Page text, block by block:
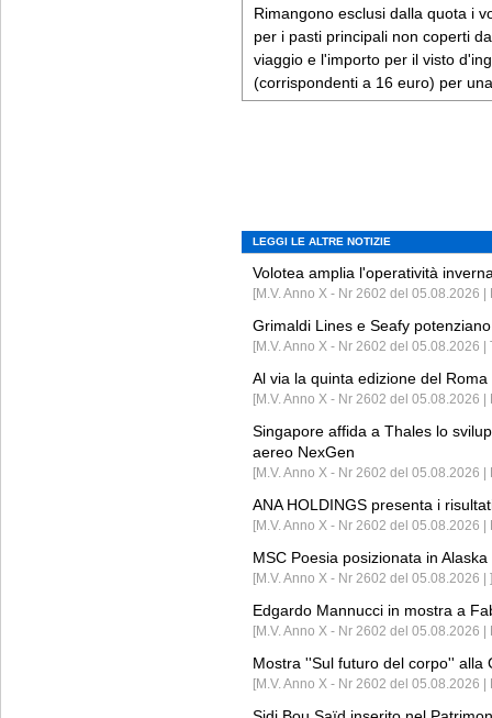
Rimangono esclusi dalla quota i
per i pasti principali non coperti
viaggio e l'importo per il visto
(corrispondenti a 16 euro) per
LEGGI LE ALTRE NOTIZIE
Volotea amplia l'operatività
[M.V. Anno X - Nr 2602 del 05.08.2026 |
Grimaldi Lines e Seafy
[M.V. Anno X - Nr 2602 del 05.08.2026 |
Al via la quinta edizione del
[M.V. Anno X - Nr 2602 del 05.08.2026 |
Singapore affida a Thales lo
aereo NexGen
[M.V. Anno X - Nr 2602 del 05.08.2026
ANA HOLDINGS presenta i
[M.V. Anno X - Nr 2602 del 05.08.2026
MSC Poesia posizionata in
[M.V. Anno X - Nr 2602 del 05.08.2026 | ]
Edgardo Mannucci in mostra a
[M.V. Anno X - Nr 2602 del 05.08.2026 |
Mostra ''Sul futuro del corpo'' alla
[M.V. Anno X - Nr 2602 del 05.08.2026